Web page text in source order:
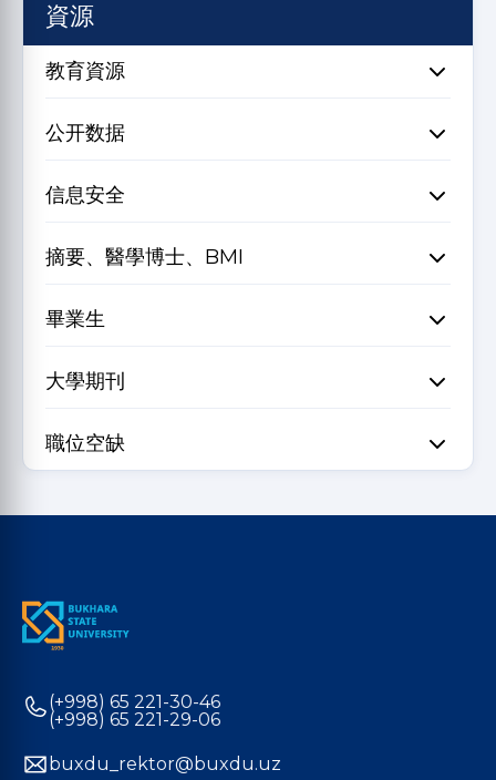
資源
教育資源
公开数据
信息安全
摘要、醫學博士、BMI
畢業生
大學期刊
職位空缺
(+998) 65 221-30-46
(+998) 65 221-29-06
buxdu_rektor@buxdu.uz